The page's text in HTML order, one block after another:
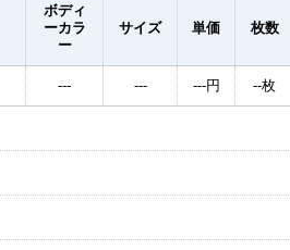
ボディ
ーカラ
ー
サイズ 単価 枚数
--- --- ---円 --枚